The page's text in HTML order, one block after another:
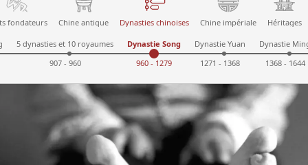
fondateurs Chine antique Dynasties chinoises Chine impériale Héritages
5 dynasties et 10 royaumes
907 - 960
Dynastie Song
960 - 1279
Dynastie Yuan
1271 - 1368
Dynastie
1368 - 1644